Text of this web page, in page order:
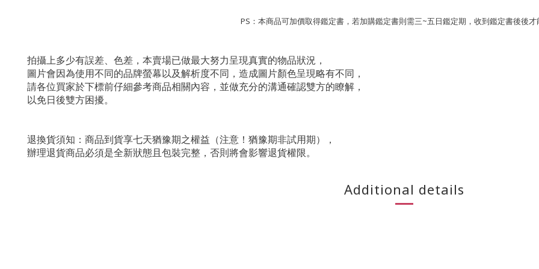
PS：本商品可加價取得鑑定書，若加購鑑定書則需三~五日鑑定期，收到鑑定書後後才
拍攝上多少有誤差、色差，本賣場已做最大努力呈現真實的物品狀況，
圖片會因為使用不同的品牌螢幕以及解析度不同，造成圖片顏色呈現略有不同，
請各位買家於下標前仔細參考商品相關內容，並做充分的溝通確認雙方的瞭解，
以免日後雙方困擾。
退換貨須知：商品到貨享七天猶豫期之權益（注意！猶豫期非試用期），
辦理退貨商品必須是全新狀態且包裝完整，否則將會影響退貨權限。
Additional details